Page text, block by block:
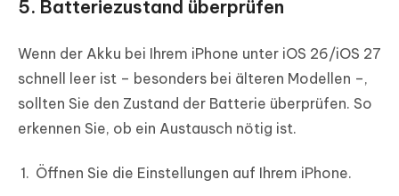
5. Batteriezustand überprüfen
Wenn der Akku bei Ihrem iPhone unter iOS 26/iOS 27
schnell leer ist – besonders bei älteren Modellen –,
sollten Sie den Zustand der Batterie überprüfen. So
erkennen Sie, ob ein Austausch nötig ist.
Öffnen Sie die Einstellungen auf Ihrem iPhone.